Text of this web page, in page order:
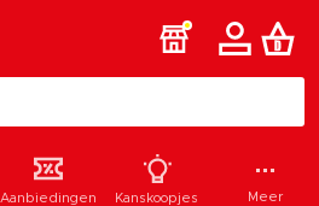
Aanbiedingen Kanskoopjes Meer